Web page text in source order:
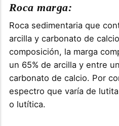
Roca marga:
Roca sedimentaria que
arcilla y carbonato de
composición, la marga
un 65% de arcilla y entre
carbonato de calcio. Por
espectro que varía de
o lutítica.